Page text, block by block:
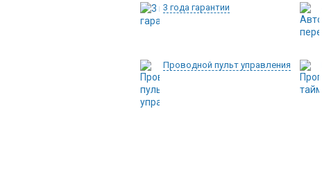
3 года гарантии
Проводной пульт управления